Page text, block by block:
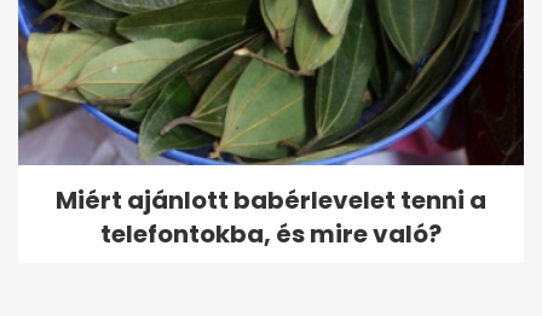
Miért ajánlott babérlevelet tenni a
telefontokba, és mire való?